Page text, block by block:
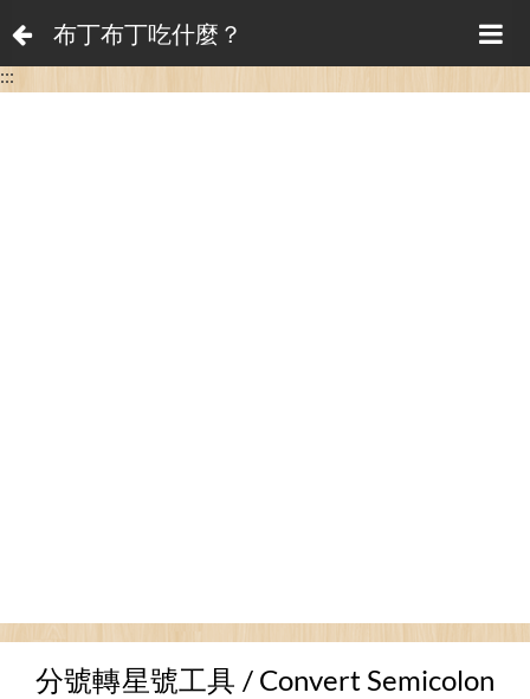
布丁布丁吃什麼？
:::
分號轉星號工具 / Convert Semicolon